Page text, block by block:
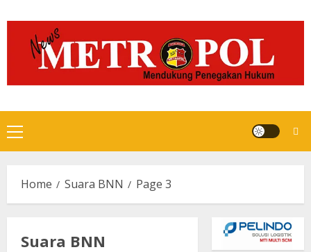
to
content
Primary
Menu
Home Suara BNN Page 3
Suara BNN